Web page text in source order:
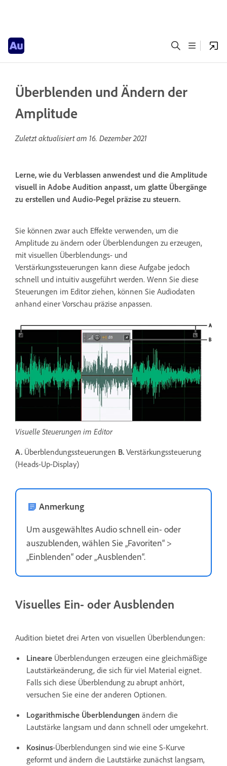
Überblenden und Ändern der
Amplitude
Zuletzt aktualisiert am 16. Dezember 2021
Lerne, wie du Verblassen anwendest und die Amplitude
visuell in Adobe Audition anpasst, um glatte Übergänge
zu erstellen und Audio-Pegel präzise zu steuern.
Sie können zwar auch Effekte verwenden, um die
Amplitude zu ändern oder Überblendungen zu erzeugen,
mit visuellen Überblendungs- und
Verstärkungssteuerungen kann diese Aufgabe jedoch
schnell und intuitiv ausgeführt werden. Wenn Sie diese
Steuerungen im Editor ziehen, können Sie Audiodaten
anhand einer Vorschau präzise anpassen.
Visuelle Steuerungen im Editor
A. Überblendungssteuerungen B. Verstärkungssteuerung
(Heads-Up-Display)
Anmerkung
Um ausgewähltes Audio schnell ein- oder
auszublenden, wählen Sie „Favoriten“ >
„Einblenden“ oder „Ausblenden“.
Visuelles Ein- oder Ausblenden
Audition bietet drei Arten von visuellen Überblendungen:
Lineare Überblendungen erzeugen eine gleichmäßige
Lautstärkeänderung, die sich für viel Material eignet.
Falls sich diese Überblendung zu abrupt anhört,
versuchen Sie eine der anderen Optionen.
Logarithmische Überblendungen ändern die
Lautstärke langsam und dann schnell oder umgekehrt.
Kosinus-Überblendungen sind wie eine S-Kurve
geformt und ändern die Lautstärke zunächst langsam,